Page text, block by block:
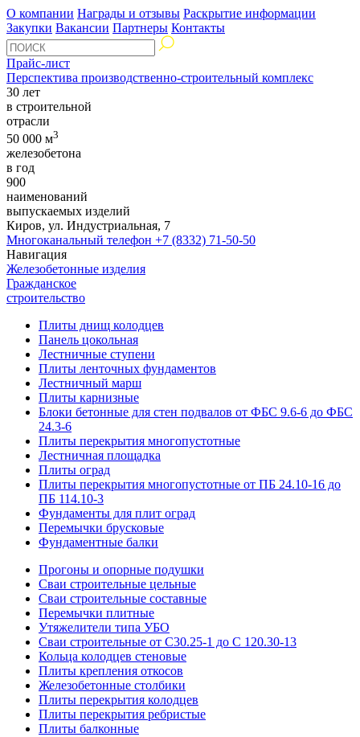
О компании Награды и отзывы Раскрытие информации
Закупки Вакансии Партнеры Контакты
Прайс-лист
Перспектива производственно-строительный комплекс
30 лет
в строительной
отрасли
50 000 м3
железобетона
в год
900
наименований
выпускаемых изделий
Киров, ул. Индустриальная, 7
Многоканальный телефон +7 (8332) 71-50-50
Навигация
Железобетонные изделия
Гражданское
строительство
Плиты днищ колодцев
Панель цокольная
Лестничные ступени
Плиты ленточных фундаментов
Лестничный марш
Плиты карнизные
Блоки бетонные для стен подвалов от ФБС 9.6-6 до ФБС
24.3-6
Плиты перекрытия многопустотные
Лестничная площадка
Плиты оград
Плиты перекрытия многопустотные от ПБ 24.10-16 до
ПБ 114.10-3
Фундаменты для плит оград
Перемычки брусковые
Фундаментные балки
Прогоны и опорные подушки
Сваи строительные цельные
Сваи строительные составные
Перемычки плитные
Утяжелители типа УБО
Сваи строительные от С30.25-1 до С 120.30-13
Кольца колодцев стеновые
Плиты крепления откосов
Железобетонные столбики
Плиты перекрытия колодцев
Плиты перекрытия ребристые
Плиты балконные